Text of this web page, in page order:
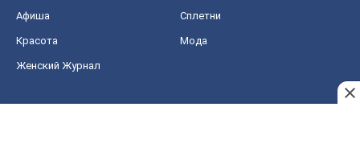
Афиша Сплетни
Красота Мода
Женский Журнал